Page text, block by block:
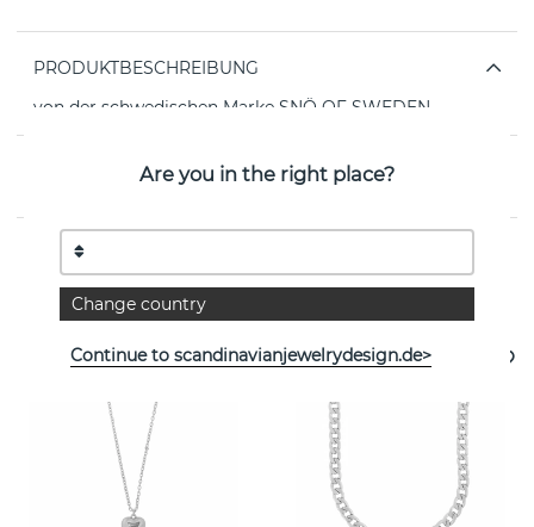
PRODUKTBESCHREIBUNG
von der schwedischen Marke SNÖ OF SWEDEN
EIGENSCHAFTEN
Weitere Artikel ansehen
Are you in the right place?
Change country
Continue to scandinavianjewelrydesign.de>